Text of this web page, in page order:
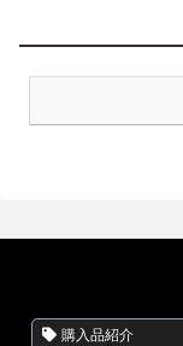
購入品紹介